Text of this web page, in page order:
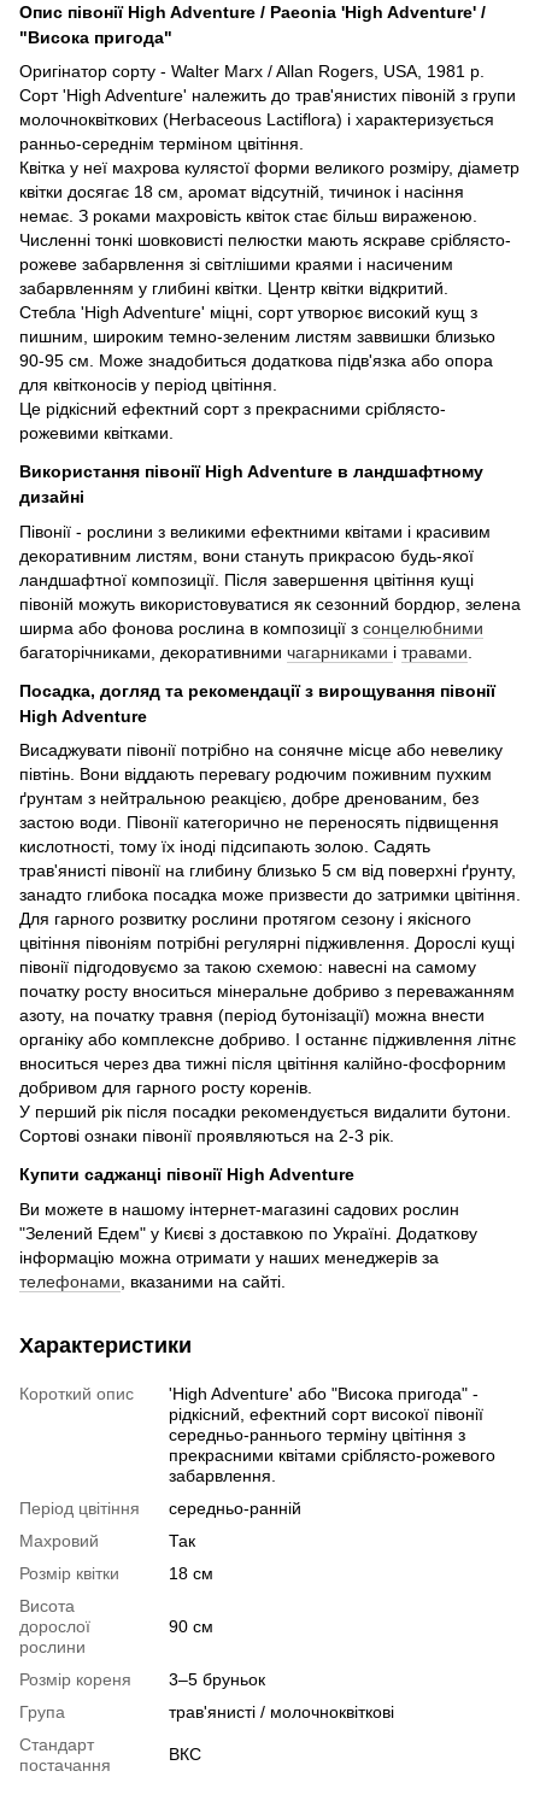
Опис півонії High Adventure / Paeonia 'High Adventure' /
"Висока пригода"
Оригінатор сорту - Walter Marx / Allan Rogers, USA, 1981 р.
Сорт 'High Adventure' належить до трав'янистих півоній з групи
молочноквіткових (Herbaceous Lactiflora) і характеризується
ранньо-середнім терміном цвітіння.
Квітка у неї махрова кулястої форми великого розміру, діаметр
квітки досягає 18 см, аромат відсутній, тичинок і насіння
немає. З роками махровість квіток стає більш вираженою.
Численні тонкі шовковисті пелюстки мають яскраве сріблясто-
рожеве забарвлення зі світлішими краями і насиченим
забарвленням у глибині квітки. Центр квітки відкритий.
Стебла 'High Adventure' міцні, сорт утворює високий кущ з
пишним, широким темно-зеленим листям заввишки близько
90-95 см. Може знадобиться додаткова підв'язка або опора
для квітконосів у період цвітіння.
Це рідкісний ефектний сорт з прекрасними сріблясто-
рожевими квітками.
Використання півонії High Adventure в ландшафтному
дизайні
Півонії - рослини з великими ефектними квітами і красивим
декоративним листям, вони стануть прикрасою будь-якої
ландшафтної композиції. Після завершення цвітіння кущі
півоній можуть використовуватися як сезонний бордюр, зелена
ширма або фонова рослина в композиції з сонцелюбними
багаторічниками, декоративними чагарниками і травами
Посадка, догляд та рекомендації з вирощування півонії
High Adventure
Висаджувати півонії потрібно на сонячне місце або невелику
півтінь. Вони віддають перевагу родючим поживним пухким
ґрунтам з нейтральною реакцією, добре дренованим, без
застою води. Півонії категорично не переносять підвищення
кислотності, тому їх іноді підсипають золою. Садять
трав'янисті півонії на глибину близько 5 см від поверхні ґрунту,
занадто глибока посадка може призвести до затримки цвітіння.
Для гарного розвитку рослини протягом сезону і якісного
цвітіння півоніям потрібні регулярні підживлення. Дорослі кущі
півонії підгодовуємо за такою схемою: навесні на самому
початку росту вноситься мінеральне добриво з переважанням
азоту, на початку травня (період бутонізації) можна внести
органіку або комплексне добриво. І останнє підживлення літнє
вноситься через два тижні після цвітіння калійно-фосфорним
добривом для гарного росту коренів.
У перший рік після посадки рекомендується видалити бутони.
Сортові ознаки півонії проявляються на 2-3 рік.
Купити саджанці півонії High Adventure
Ви можете в нашому інтернет-магазині садових рослин
"Зелений Едем" у Києві з доставкою по Україні. Додаткову
інформацію можна отримати у наших менеджерів за
телефонами , вказаними на сайті.
Характеристики
Короткий опис
'High Adventure' або "Висока пригода" -
рідкісний, ефектний сорт високої півонії
середньо-раннього терміну цвітіння з
прекрасними квітами сріблясто-рожевого
забарвлення.
Період цвітіння
середньо-ранній
Махровий
Так
Розмір квітки
18 см
Висота
дорослої
рослини
90 см
Розмір кореня
3–5 бруньок
Група
трав'янисті / молочноквіткові
Стандарт
постачання
ВКС